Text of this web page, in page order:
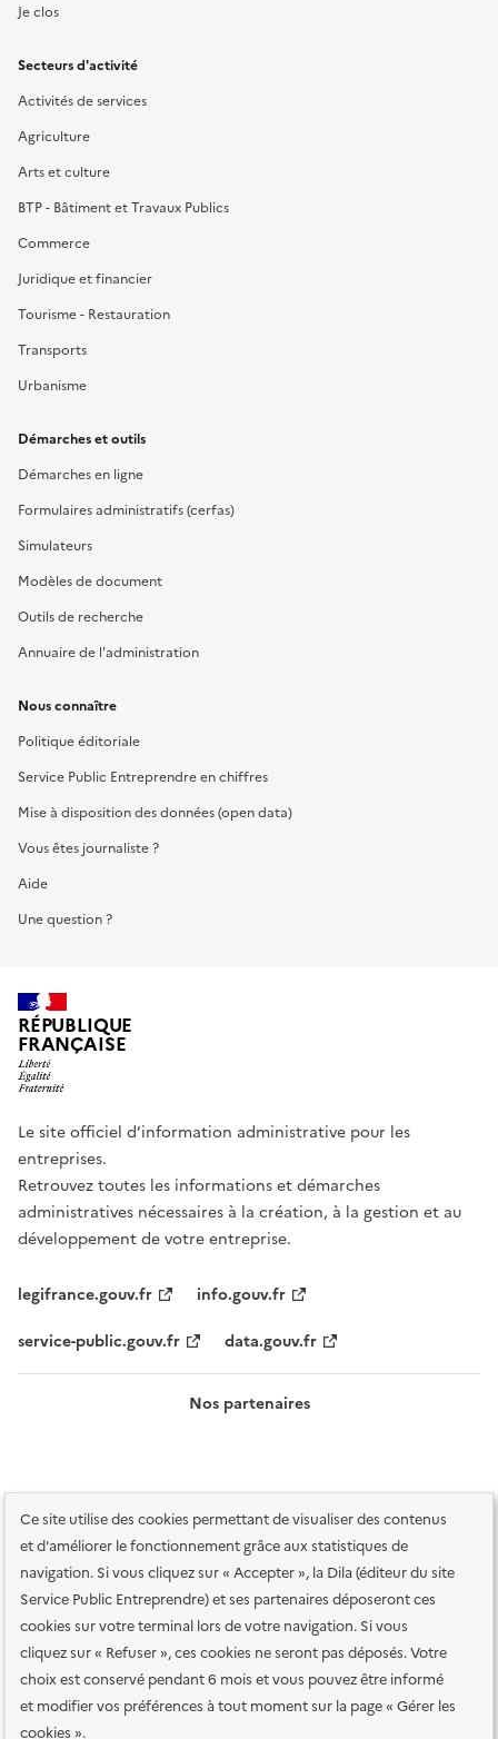
Ce site utilise des cookies permettant de visualiser des contenus
et d'améliorer le fonctionnement grâce aux statistiques de
navigation. Si vous cliquez sur « Accepter », la Dila (éditeur du site
Service Public Entreprendre) et ses partenaires déposeront ces
cookies sur votre terminal lors de votre navigation. Si vous
cliquez sur « Refuser », ces cookies ne seront pas déposés. Votre
choix est conservé pendant 6 mois et vous pouvez être informé
et modifier vos préférences à tout moment sur la page « Gérer les
cookies ».
Je clos
Secteurs d'activité
Activités de services
Agriculture
Arts et culture
BTP - Bâtiment et Travaux Publics
Commerce
Juridique et financier
Tourisme - Restauration
Transports
Urbanisme
Démarches et outils
Démarches en ligne
Formulaires administratifs (cerfas)
Simulateurs
Modèles de document
Outils de recherche
Annuaire de l'administration
Nous connaître
Politique éditoriale
Service Public Entreprendre en chiffres
Mise à disposition des données (open data)
Vous êtes journaliste ?
Aide
Une question ?
RÉPUBLIQUE
FRANÇAISE
Le site officiel d’information administrative pour les
entreprises.
Retrouvez toutes les informations et démarches
administratives nécessaires à la création, à la gestion et au
développement de votre entreprise.
legifrance.gouv.fr
info.gouv.fr
service-public.gouv.fr
data.gouv.fr
Nos partenaires
Plan du site Accessibilité : totalement conforme
Accessibilité des
services en ligne
Mentions légales Données personnelles et sécurité
Conditions générales d'utilisation
Gestion des cookies
Paramètres d'affichage